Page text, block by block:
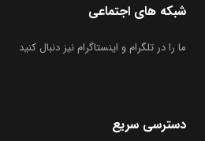
شبکه های اجتماعی
ما را در تلگرام و اینستاگرام نیز دنبال کنید
دسترسی سریع